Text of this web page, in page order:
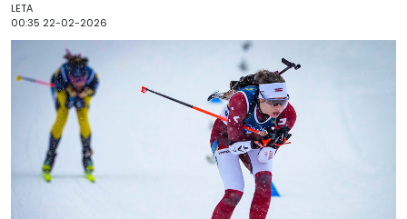
LETA
00:35 22-02-2026